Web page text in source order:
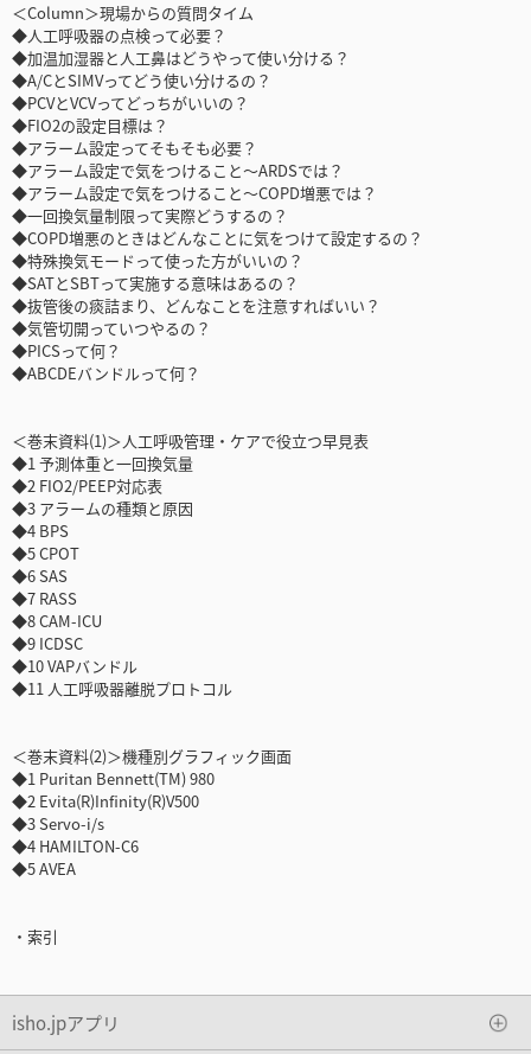
＜Column＞現場からの質問タイム
◆人工呼吸器の点検って必要？
◆加温加湿器と人工鼻はどうやって使い分ける？
◆A/CとSIMVってどう使い分けるの？
◆PCVとVCVってどっちがいいの？
◆FIO2の設定目標は？
◆アラーム設定ってそもそも必要？
◆アラーム設定で気をつけること～ARDSでは？
◆アラーム設定で気をつけること～COPD増悪では？
◆一回換気量制限って実際どうするの？
◆COPD増悪のときはどんなことに気をつけて設定するの？
◆特殊換気モードって使った方がいいの？
◆SATとSBTって実施する意味はあるの？
◆抜管後の痰詰まり、どんなことを注意すればいい？
◆気管切開っていつやるの？
◆PICSって何？
◆ABCDEバンドルって何？
＜巻末資料(1)＞人工呼吸管理・ケアで役立つ早見表
◆1 予測体重と一回換気量
◆2 FIO2/PEEP対応表
◆3 アラームの種類と原因
◆4 BPS
◆5 CPOT
◆6 SAS
◆7 RASS
◆8 CAM-ICU
◆9 ICDSC
◆10 VAPバンドル
◆11 人工呼吸器離脱プロトコル
＜巻末資料(2)＞機種別グラフィック画面
◆1 Puritan Bennett(TM) 980
◆2 Evita(R)Infinity(R)V500
◆3 Servo-i/s
◆4 HAMILTON-C6
◆5 AVEA
・索引
isho.jpアプリ